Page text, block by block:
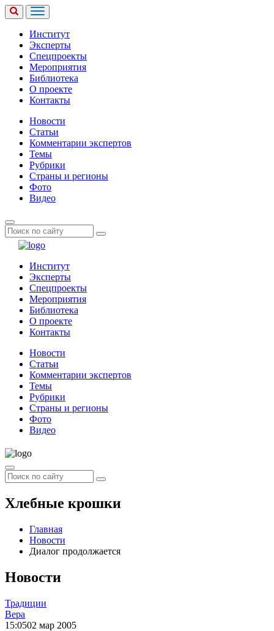
Институт
Эксперты
Спецпроекты
Мероприятия
Библиотека
О проекте
Контакты
Новости
Статьи
Комментарии экспертов
Темы
Рубрики
Страны и регионы
Фото
Видео
Институт
Эксперты
Спецпроекты
Мероприятия
Библиотека
О проекте
Контакты
Новости
Статьи
Комментарии экспертов
Темы
Рубрики
Страны и регионы
Фото
Видео
Хлебные крошки
Главная
Новости
Диалог продолжается
Новости
Традиции
Вера
15:0502 мар 2005